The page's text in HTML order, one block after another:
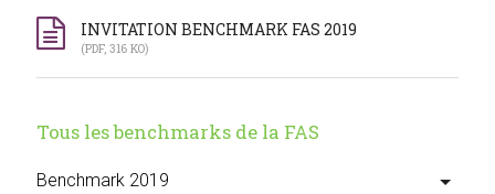
INVITATION BENCHMARK FAS 2019
(PDF, 316 KO)
Tous les benchmarks de la FAS